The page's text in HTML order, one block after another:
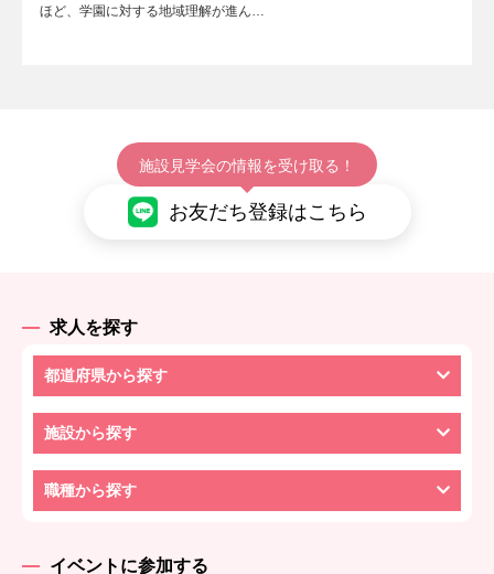
ほど、学園に対する地域理解が進ん…
施設見学会の情報を受け取る！
お友だち登録はこちら
求人を探す
都道府県から探す
施設から探す
職種から探す
イベントに参加する